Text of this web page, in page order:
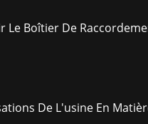
Le Boîtier De
De L'usine En